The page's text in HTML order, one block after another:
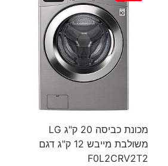
מכונת כביסה 20 ק"ג LG
משולבת מייבש 12 ‏ק"ג דגם
F0L2CRV2T2